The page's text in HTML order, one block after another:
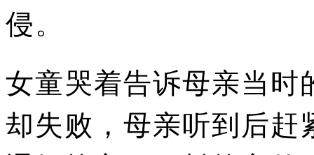
侵。
女童哭着告诉母亲当
却失败，母亲听到后